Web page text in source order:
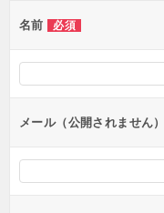
ー
シ
ン
名前 必須
メール（公開されません）